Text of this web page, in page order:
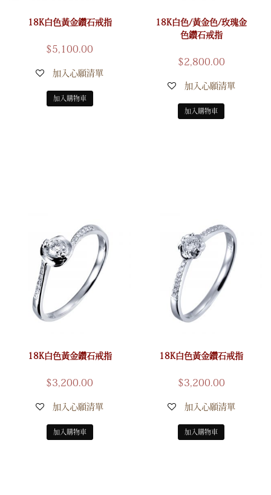
18K白色黃金鑽石戒指
$5,100.00
加入心願清單
加入購物車
18K白色/黃金色/玫瑰金
色鑽石戒指
$2,800.00
加入心願清單
加入購物車
18K白色黃金鑽石戒指
$3,200.00
加入心願清單
加入購物車
18K白色黃金鑽石戒指
$3,200.00
加入心願清單
加入購物車